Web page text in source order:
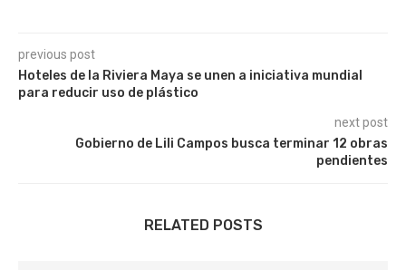
previous post
Hoteles de la Riviera Maya se unen a iniciativa mundial
para reducir uso de plástico
next post
Gobierno de Lili Campos busca terminar 12 obras
pendientes
RELATED POSTS